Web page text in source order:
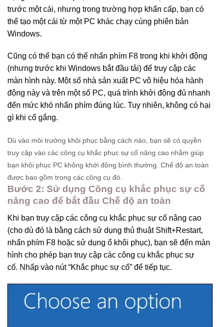
trước một cái, nhưng trong trường hợp khẩn cấp, bạn có
thể tạo một cái từ một PC khác chạy cùng phiên bản
Windows.
Cũng có thể bạn có thể nhấn phím F8 trong khi khởi động
(nhưng trước khi Windows bắt đầu tải) để truy cập các
màn hình này. Một số nhà sản xuất PC vô hiệu hóa hành
động này và trên một số PC, quá trình khởi động đủ nhanh
đến mức khó nhấn phím đúng lúc. Tuy nhiên, không có hại
gì khi cố gắng.
Dù vào môi trường khôi phục bằng cách nào, bạn sẽ có quyền
truy cập vào các công cụ khắc phục sự cố nâng cao nhằm giúp
bạn khôi phục PC không khởi động bình thường. Chế độ an toàn
được bao gồm trong các công cụ đó.
Bước 2: Sử dụng Công cụ khắc phục sự cố
nâng cao để bắt đầu Chế độ an toàn
Khi bạn truy cập các công cụ khắc phục sự cố nâng cao
(cho dù đó là bằng cách sử dụng thủ thuật Shift+Restart,
nhấn phím F8 hoặc sử dụng ổ khôi phục), bạn sẽ đến màn
hình cho phép bạn truy cập các công cụ khắc phục sự
cố. Nhấp vào nút “Khắc phục sự cố” để tiếp tục.